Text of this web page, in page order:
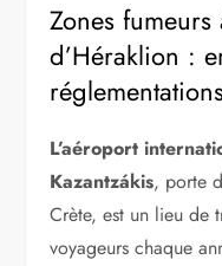
Zones fumeurs
d’Héraklion :
L’aéroport
Kazantzákis, porte
Crète, est un lieu de
voyageurs chaque